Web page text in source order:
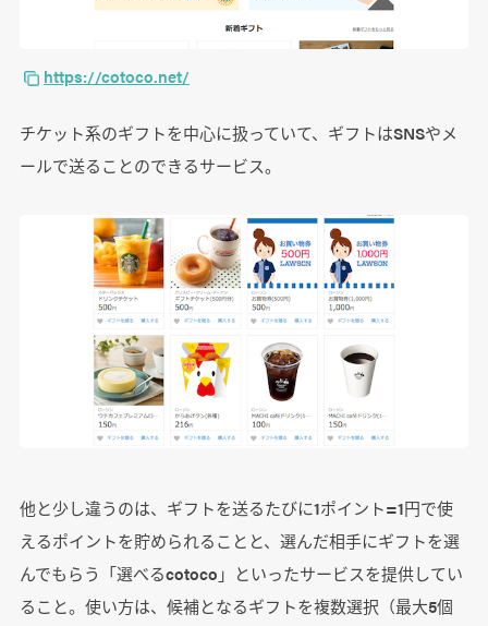
https://cotoco.net/
チケット系のギフトを中心に扱っていて、ギフトはSNSやメ
ールで送ることのできるサービス。
他と少し違うのは、ギフトを送るたびに1ポイント=1円で使
えるポイントを貯められることと、選んだ相手にギフトを選
んでもらう「選べるcotoco」といったサービスを提供してい
ること。使い方は、候補となるギフトを複数選択（最大5個